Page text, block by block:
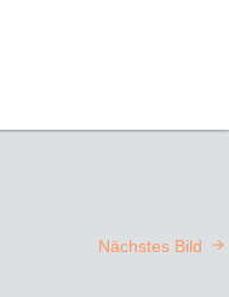
Nächstes Bild